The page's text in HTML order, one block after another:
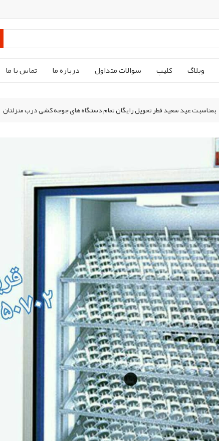
وبلاگ کليپ سوالات متداول درباره ما تماس با ما
بمناسبت عید سعید فطر تحویل رایگان تمام دستگاه های جوجه کشی درب منزلتان